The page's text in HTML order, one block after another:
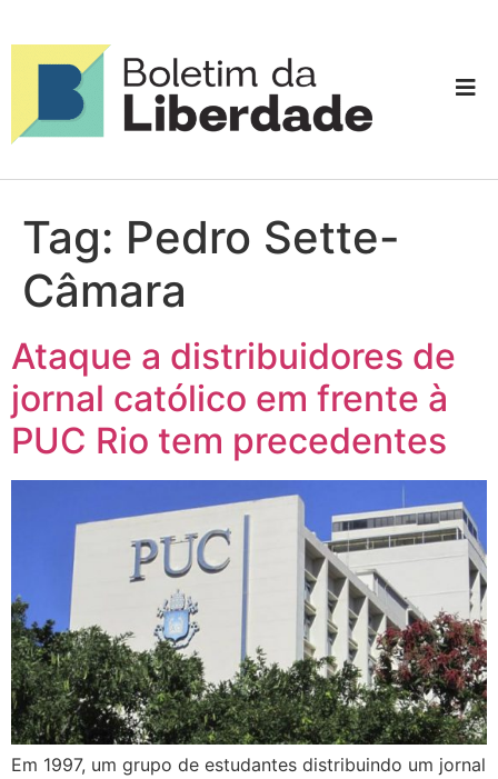
Tag: Pedro Sette-
Câmara
Ataque a distribuidores de
jornal católico em frente à
PUC Rio tem precedentes
Em 1997, um grupo de estudantes distribuindo um jornal